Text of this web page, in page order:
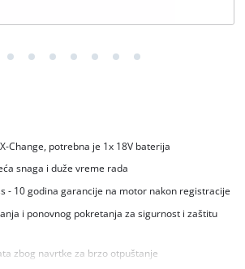
Change, potrebna je 1x 18V baterija
snaga i duže vreme rada
- 10 godina garancije na motor nakon registracije
i ponovnog pokretanja za sigurnost i zaštitu
zbog navrtke za brzo otpuštanje